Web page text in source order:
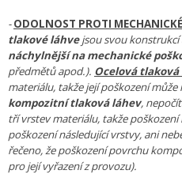
-ODOLNOST PROTI
tlakové láhvejsou svou konstrukcí
náchylnější na mechanické
předmětů apod.). Ocelová tlaková
materiálu, takže její poškození
kompozitní tlaková láhev,
tří vrstev materiálu, takže
poškození následující vrstvy, ani
řečeno, že poškození povrchu
pro její vyřazení z provozu).